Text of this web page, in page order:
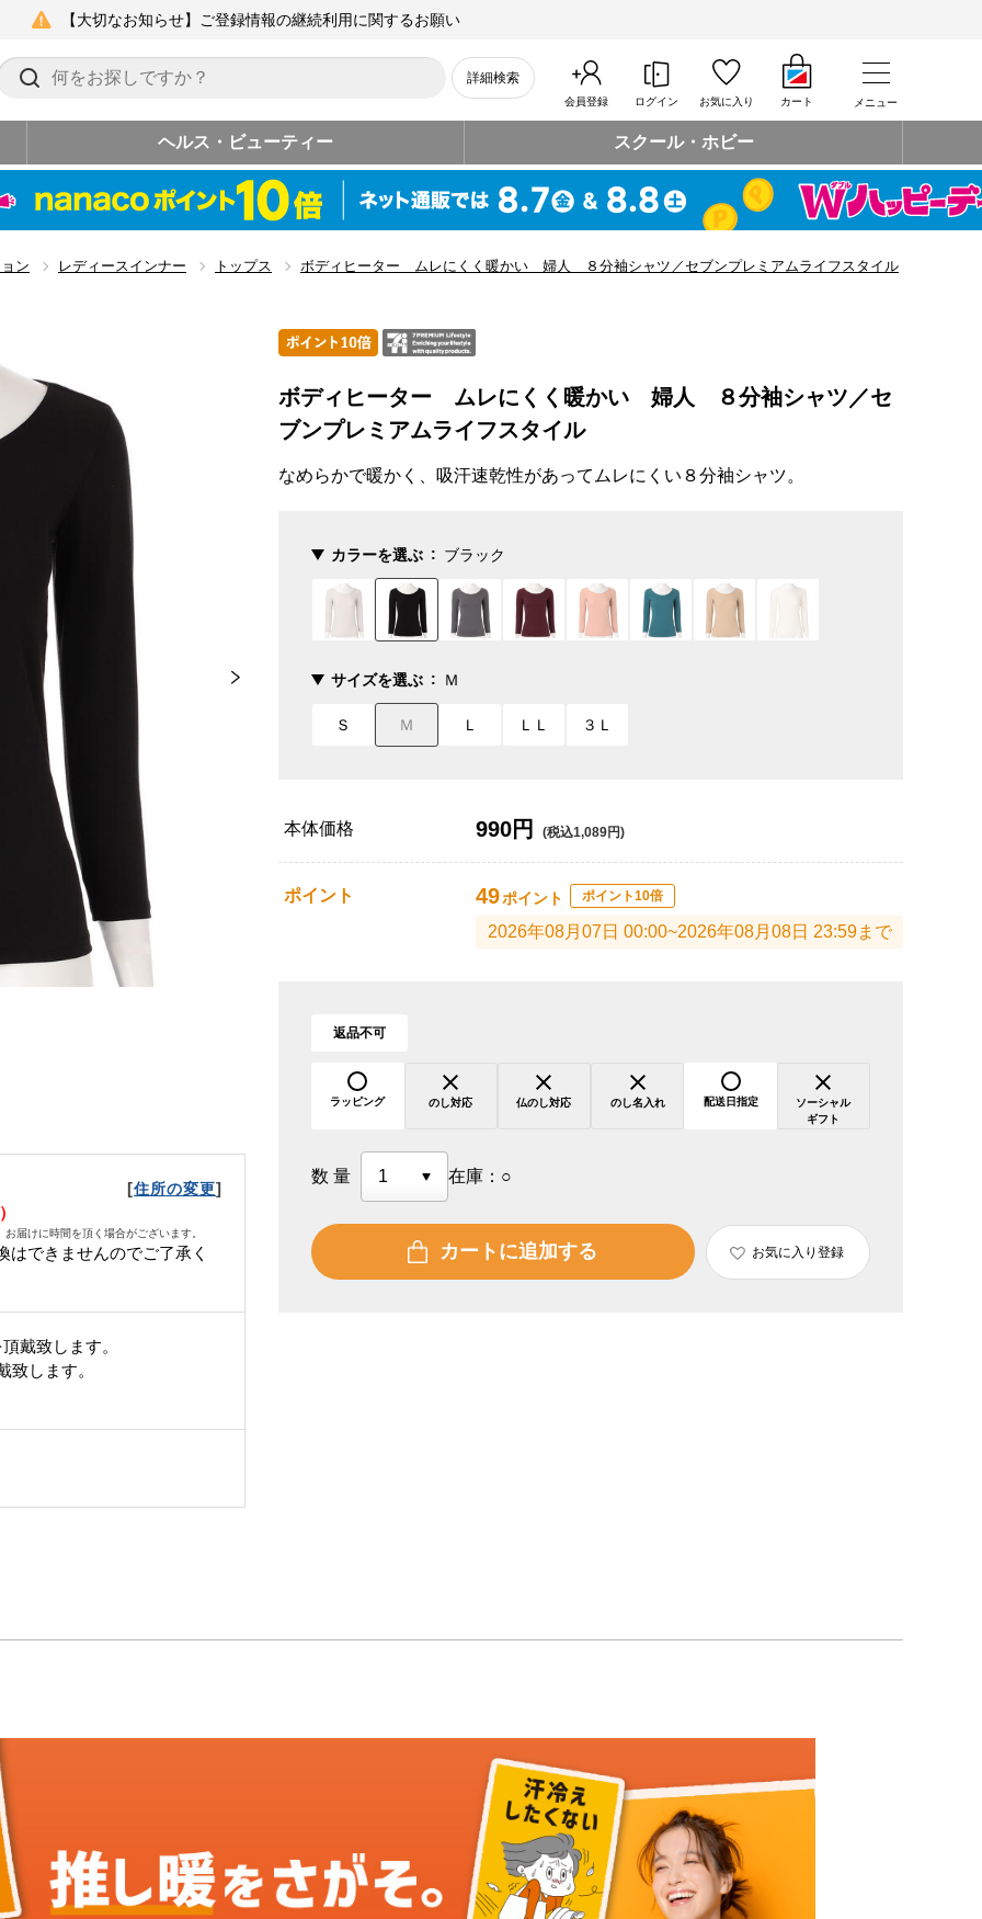
【大切なお知らせ】ご登録情報の継続利用に関するお願い
詳細検索
会員登録 ログイン お気に入り カート メニュー
ヘルス・ビューティー スクール・ホビー
ン レディースインナー トップス ボディヒーター ムレにくく暖かい 婦人 ８分袖シャツ／セブンプレミアムライフスタイル
[住所の変更]
届けに時間を頂く場合がございます。
はできませんのでご了承く
戴致します。
致します。
ボディヒーター ムレにくく暖かい 婦人 ８分袖シャツ／セ
ブンプレミアムライフスタイル
なめらかで暖かく、吸汗速乾性があってムレにくい８分袖シャツ。
カラーを選ぶ ブラック
サイズを選ぶ Ｍ
Ｓ Ｍ Ｌ ＬＬ ３Ｌ
本体価格 990円 (税込1,089円)
ポイント 49ポイント ポイント10倍
2026年08月07日 00:00~2026年08月08日 23:59まで
返品不可
ラッピング のし対応 仏のし対応 のし名入れ 配送日指定
ソーシャル
ギフト
数量 在庫： ○
カートに追加する お気に入り登録